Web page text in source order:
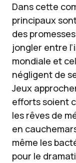
Dans cette
principaux
des
jongler entre
mondiale et
négligent de
Jeux
efforts soient
les rêves de
en
même les
pour le